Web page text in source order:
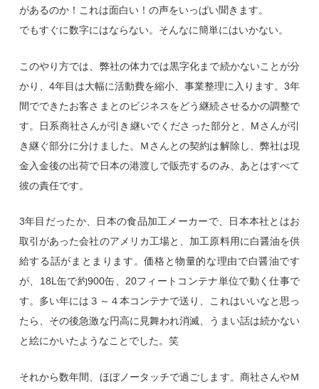
があるのか！これは面白い！の声をいっぱい聞きます。
でもすぐに数字にはならない。そんなに簡単にはいかない。
このやり方では、弊社の体力では黒字化まで続かないことが分
かり、4年目は大幅に活動費を縮小、事業整理に入ります。3年
間でできたお客さまとのビジネスをどう継続させるかの調整で
す。日系商社さんが引き継いでくださった部分と、Mさんが引
き継ぐ部分に分けました。Ｍさんとの契約は解除し、弊社は現
金入金後の出荷で日本の港渡しで販売するのみ、あとはすべて
彼の責任です。
3年目だったか、日本の食品加工メーカーで、日本本社とはお
取引があった会社のアメリカ工場と、加工原料用に白醤油を供
給する話がまとまります。価格と物量的な理由で白醤油です
が、18L缶で約900缶、20フィートコンテナ単位で動く仕事で
す。多い年には３～４本コンテナで送り、これはいいなと思っ
たら、その後急激な円高に見舞われ消滅、うまい話は続かない
と絵にかいたようなことでした。笑
それから数年間、ほぼノータッチで過ごします。商社さんやＭ